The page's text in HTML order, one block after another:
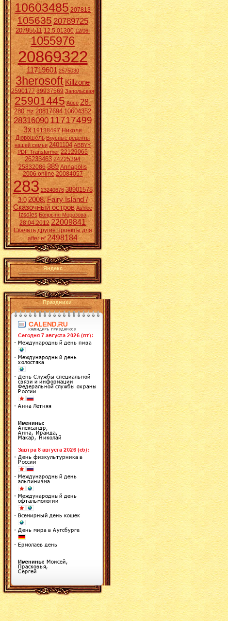
10603485 207813
10563520789725
20795511 12.5.01300 12/06.
1055976
20869322
11719601 2575030
3herosoft Killzone
2590177 39937569 Запольская
25901445 Aucē 28.
280 Hz 20817694 10604352
2831609011717499
3x 19138497 Николя
Дювошель Вкусные рецепты
нашей семьи 2401104 ABBYY
PDF Transformer 22129065
26233463 24225394
25832086 389 Annapolis
2006 online 20084057
283 23240676 38901578
3:0 2008. Fairy Island /
Сказочный остров Ashlee
izsoles Боярыня Морозова
28.04.2012 22009841
Скачать другие проекты для
after ef 2498184
Яндекс
Праздники